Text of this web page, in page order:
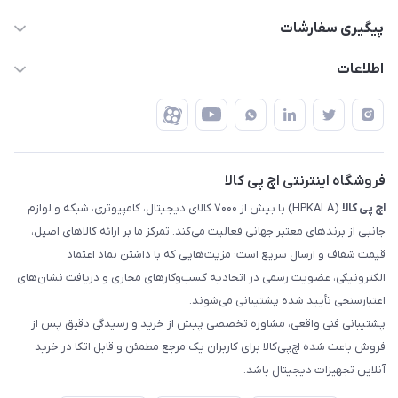
تهران - طبقه سوم تجاری - پلاک 11014
قوانین و مقررات
ضمانت اصالت کالا
پیگیری سفارشات
رهگیری مرسولات پست
رهگیری مرسولات چاپار
رهگیری مرسولات ماهکس
اطلاعات
درباره ما
تماس با ما
فروشگاه اینترنتی اچ پی کالا
اچ‌ پی‌ کالا
(HPKALA) با بیش از ۷۰۰۰ کالای دیجیتال، کامپیوتری، شبکه و لوازم
جانبی از برندهای معتبر جهانی فعالیت می‌کند. تمرکز ما بر ارائه کالاهای اصیل،
قیمت شفاف و ارسال سریع است؛ مزیت‌هایی که با داشتن نماد اعتماد
الکترونیکی، عضویت رسمی در اتحادیه کسب‌وکارهای مجازی و دریافت نشان‌های
اعتبارسنجی تأیید شده پشتیبانی می‌شوند.
پشتیبانی فنی واقعی، مشاوره تخصصی پیش از خرید و رسیدگی دقیق پس از
فروش باعث شده اچ‌پی‌کالا برای کاربران یک مرجع مطمئن و قابل اتکا در خرید
آنلاین تجهیزات دیجیتال باشد.